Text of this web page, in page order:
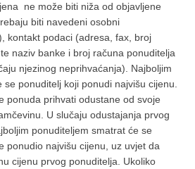
ne može biti niža od objavljene
biti navedeni osobni
kontakt podaci (adresa, fax, broj
naziv banke i broj računa ponuditelja
njezinog neprihvaćanja). Najboljim
ponuditelj koji ponudi najvišu cijenu.
ponuda prihvati odustane od svoje
U slučaju odustajanja prvog
ponuditeljem smatrat će se
ponudio najvišu cijenu, uz uvjet da
cijenu prvog ponuditelja. Ukoliko